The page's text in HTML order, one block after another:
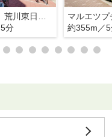
分
約355m／